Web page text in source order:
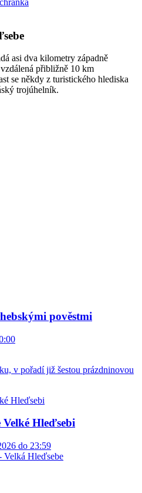
asi dva kilometry západně
přibližně 10 km
se někdy z turistického hlediska
trojúhelník.
pověstmi
v pořadí již šestou prázdninovou
Hleďsebi
do 23:59
Velká Hleďsebe